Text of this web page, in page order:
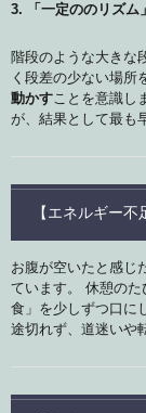
3. 「一定ののリズム
階段のような大きな
く段差の少ない場所
動かすことを意識し
が、結果として最も
【エネルギー不
お腹が空いたと感じ
ています。 休憩の
食」を少しずつ口に
途切れず、道迷いや